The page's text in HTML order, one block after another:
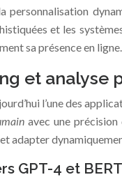
personnalisation
et les
sa présence en ligne.
et
l’une des
avec une
adapter
GPT-4 et